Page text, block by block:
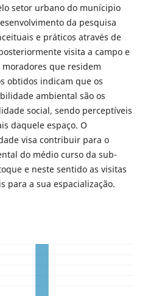
setor urbano do munícipio
da pesquisa
e práticos através de
visita a campo e
que residem
obtidos indicam que os
ambiental são os
social, sendo perceptíveis
daquele espaço. O
visa contribuir para o
do médio curso da sub-
e neste sentido as visitas
para a sua espacialização.